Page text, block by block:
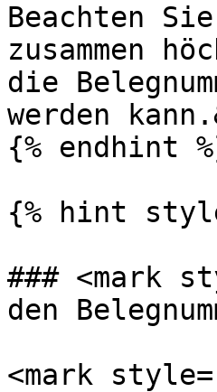
Beachten
zusammen
die
werden
{% endhint
{% hint
### <mark
den
<mark